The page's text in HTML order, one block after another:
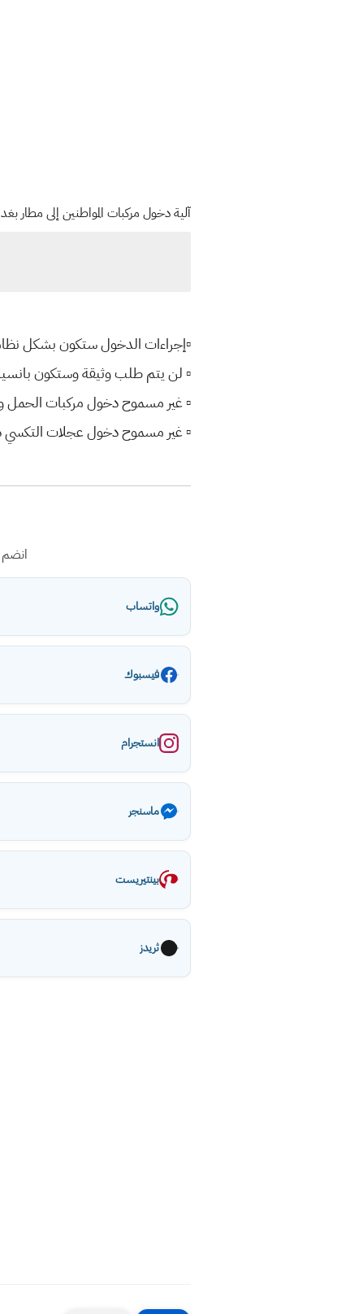
آلية دخول مركبات المواطنين إلى مطار
▫️إجراءات الدخول ستكون بشكل
▫️ لن يتم طلب وثيقة وستكون
▫️ غير مسموح دخول مركبات الحمل
▫️ غير مسموح دخول عجلات التكسي
واتساب
فيسبوك
انستجرام
ماسنجر
بينتيريست
ثريدز